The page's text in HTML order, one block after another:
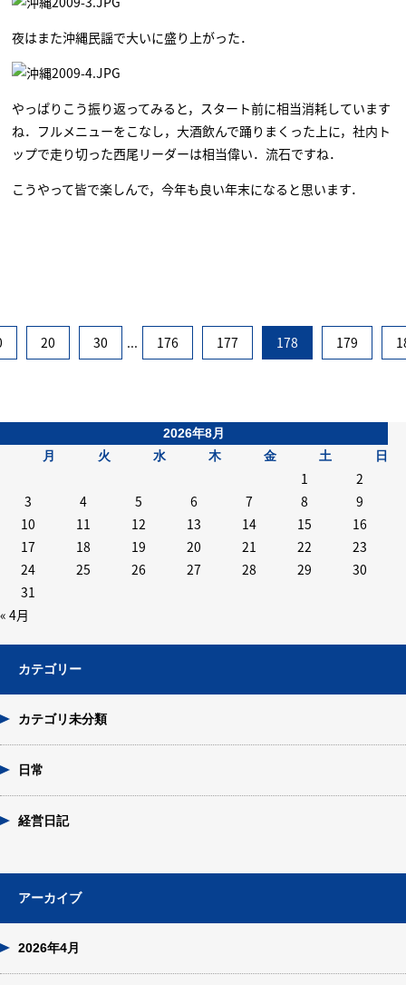
夜はまた沖縄民謡で大いに盛り上がった．
やっぱりこう振り返ってみると，スタート前に相当消耗しています
ね．フルメニューをこなし，大酒飲んで踊りまくった上に，社内ト
ップで走り切った西尾リーダーは相当偉い．流石ですね．
こうやって皆で楽しんで，今年も良い年末になると思います．
20 30 ... 176 177 178 179
2026年8月
月
火 水 木 金 土 日
« 4月
1
2
3
4 5 6 7 8
9
10
11 12 13 14 15
16
17
18 19 20 21 22
23
24
25 26 27 28 29
30
31
カテゴリー
カテゴリ未分類
日常
経営日記
アーカイブ
2026年4月